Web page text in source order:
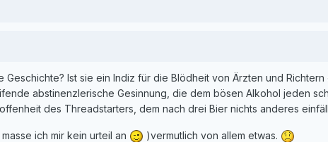
Geschichte? Ist sie ein Indiz für die Blödheit von Ärzten und
abstinenzlerische Gesinnung, die dem bösen Alkohol jeden
des Threadstarters, dem nach drei Bier nichts anderes
ich mir kein urteil an )vermutlich von allem etwas.